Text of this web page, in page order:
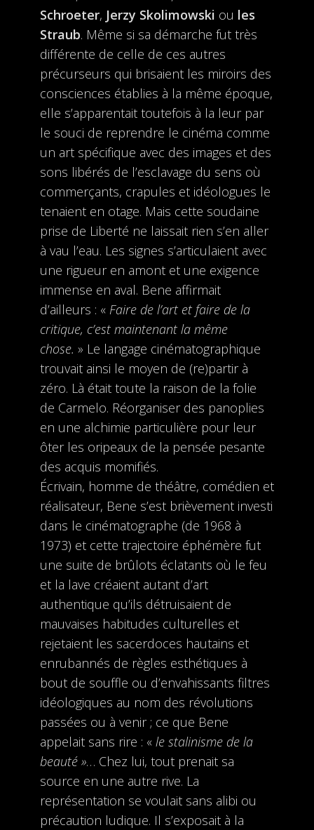
Schroeter, Jerzy Skolimowski ou les
Straub. Même si sa démarche fut très
différente de celle de ces autres
précurseurs qui brisaient les miroirs des
consciences établies à la même époque,
elle s’apparentait toutefois à la leur par
le souci de reprendre le cinéma comme
un art spécifique avec des images et des
sons libérés de l’esclavage du sens où
commerçants, crapules et idéologues le
tenaient en otage. Mais cette soudaine
prise de Liberté ne laissait rien s’en aller
à vau l’eau. Les signes s’articulaient avec
une rigueur en amont et une exigence
immense en aval. Bene affirmait
d’ailleurs : « Faire de l’art et faire de la
critique, c’est maintenant la même
chose. » Le langage cinématographique
trouvait ainsi le moyen de (re)partir à
zéro. Là était toute la raison de la folie
de Carmelo. Réorganiser des panoplies
en une alchimie particulière pour leur
ôter les oripeaux de la pensée pesante
des acquis momifiés.
Écrivain, homme de théâtre, comédien et
réalisateur, Bene s’est brièvement investi
dans le cinématographe (de 1968 à
1973) et cette trajectoire éphémère fut
une suite de brûlots éclatants où le feu
et la lave créaient autant d’art
authentique qu’ils détruisaient de
mauvaises habitudes culturelles et
rejetaient les sacerdoces hautains et
enrubannés de règles esthétiques à
bout de souffle ou d’envahissants filtres
idéologiques au nom des révolutions
passées ou à venir ; ce que Bene
appelait sans rire : « le stalinisme de la
beauté »… Chez lui, tout prenait sa
source en une autre rive. La
représentation se voulait sans alibi ou
précaution ludique. Il s’exposait à la